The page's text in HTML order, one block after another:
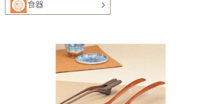
食器